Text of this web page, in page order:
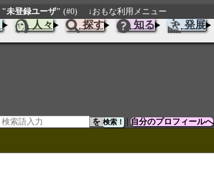
"未登録ユーザ" (#0) ↓おもな利用メニュー
人々 探す 知る 発展
を | 自分のプロフィールへ